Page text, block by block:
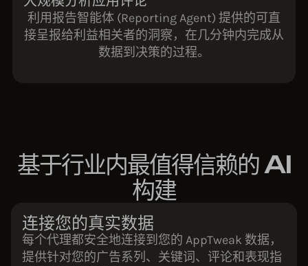
利用报告智能体 (Reporting Agent) 提供的可直
接呈报给利益相关者的洞察，在几分钟内完成从
数据到决策的过程。
基于行业内最值得信赖的 AI
构建
连接您的真实数据
每个代理都安全地连接到您的 AppTweak 数据，
提供针对您的广告系列、关键词、评论和表现指